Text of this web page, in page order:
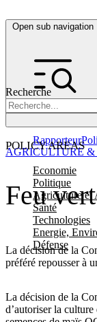
Open sub navigation
Recherche
POLICY AREAS
Economie
Politique
Agriculture et
Santé
Technologies
Energie,
Défense
Rapporteur
Feu
La décision de la
préféré repousser à
AGRICULTURE
La décision de la
d’autoriser la